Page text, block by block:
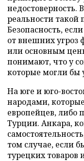
недостоверность.
реальности такой
Безопасность,
от внешних угроз
или основным
понимают, что у
которые могли бы
На юге и юго-
народами,
европейцев, либо
Турции. Анкара,
том случае, если
турецких товаров